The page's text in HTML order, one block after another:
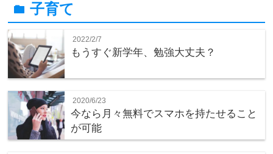
folder子育て
2022/2/7
もうすぐ新学年、勉強大丈夫？
2020/6/23
今なら月々無料でスマホを持たせること
が可能